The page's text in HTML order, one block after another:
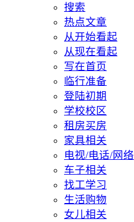
搜索
热点文章
从开始看起
从现在看起
写在首页
临行准备
登陆初期
学校校区
租房买房
家具相关
电视/电话/网络
车子相关
找工学习
生活购物
女儿相关